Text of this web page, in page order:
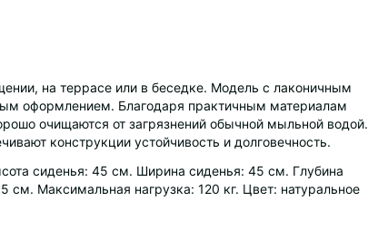
на террасе или в беседке. Модель с лаконичным
оформлением. Благодаря практичным материалам
очищаются от загрязнений обычной мыльной водой.
конструкции устойчивость и долговечность.
сиденья: 45 см. Ширина сиденья: 45 см. Глубина
Максимальная нагрузка: 120 кг. Цвет: натуральное